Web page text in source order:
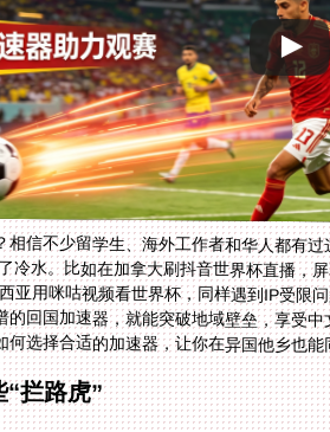
相信不少留学生、海外工作者和华人都有
冷水。比如在加拿大刷抖音世界杯直播，
亚用咪咕视频看世界杯，同样遇到IP受限
的回国加速器，就能突破地域壁垒，享受
何选择合适的加速器，让你在异国他乡也
拦路虎”